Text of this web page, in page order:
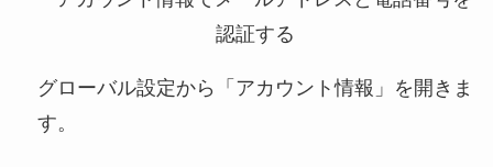
グローバル設定から「アカウント情報」を開きま
す。